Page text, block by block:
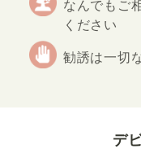
なんでもご
ください
勧誘は一切
デ